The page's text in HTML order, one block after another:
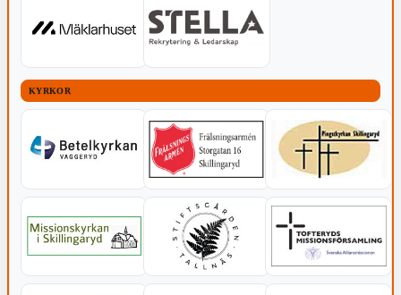
KYRKOR